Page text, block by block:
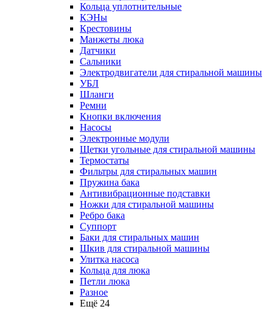
Кольца уплотнительные
КЭНы
Крестовины
Манжеты люка
Датчики
Сальники
Электродвигатели для стиральной машины
УБЛ
Шланги
Ремни
Кнопки включения
Насосы
Электронные модули
Щетки угольные для стиральной машины
Термостаты
Фильтры для стиральных машин
Пружина бака
Антивибрационные подставки
Ножки для стиральной машины
Ребро бака
Суппорт
Баки для стиральных машин
Шкив для стиральной машины
Улитка насоса
Кольца для люка
Петли люка
Разное
Ещё 24